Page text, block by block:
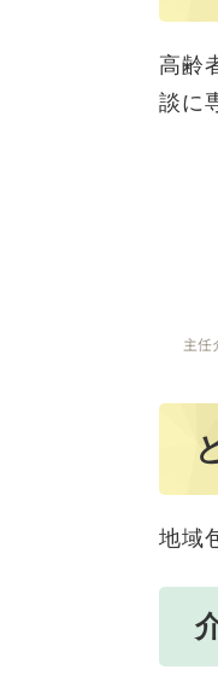
高齢
談に
地域